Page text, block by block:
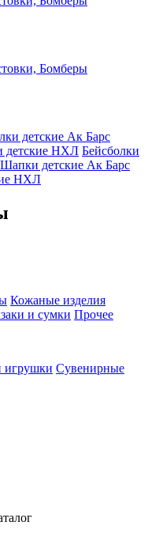
Бомберы
детские Ак Барс
детские НХЛ Бейсболки
Шапки детские Ак Барс
НХЛ
Кожаные изделия
и сумки Прочее
игрушки Сувенирные